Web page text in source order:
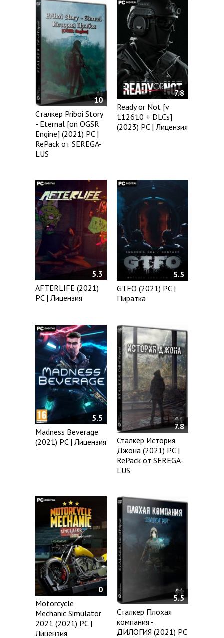
10
Сталкер Priboi Story
- Eternal [on OGSR
Engine] (2021) PC |
RePack от SEREGA-
LUS
7.8
Ready or Not [v
112610 + DLCs]
(2023) PC | Лицензия
5.3
AFTERLIFE (2021)
PC | Лицензия
5.5
GTFO (2021) PC |
Пиратка
5.5
Madness Beverage
(2021) PC | Лицензия
7.8
Сталкер История
Джона (2021) PC |
RePack от SEREGA-
LUS
0
Motorcycle
Mechanic Simulator
2021 (2021) PC |
Лицензия
5.5
Сталкер Плохая
компания -
ДИЛОГИЯ (2021) PC